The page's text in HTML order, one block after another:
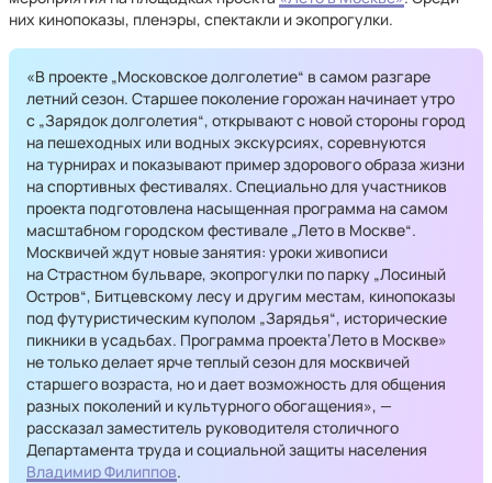
них кинопоказы, пленэры, спектакли и экопрогулки.
«В проекте „Московское долголетие“ в самом разгаре
летний сезон. Старшее поколение горожан начинает утро
с „Зарядок долголетия“, открывают с новой стороны город
на пешеходных или водных экскурсиях, соревнуются
на турнирах и показывают пример здорового образа жизни
на спортивных фестивалях. Специально для участников
проекта подготовлена насыщенная программа на самом
масштабном городском фестивале „Лето в Москве“.
Москвичей ждут новые занятия: уроки живописи
на Страстном бульваре, экопрогулки по парку „Лосиный
Остров“, Битцевскому лесу и другим местам, кинопоказы
под футуристическим куполом „Зарядья“, исторические
пикники в усадьбах. Программа проекта‘Лето в Москве»
не только делает ярче теплый сезон для москвичей
старшего возраста, но и дает возможность для общения
разных поколений и культурного обогащения», —
рассказал заместитель руководителя столичного
Департамента труда и социальной защиты населения
Владимир Филиппов.